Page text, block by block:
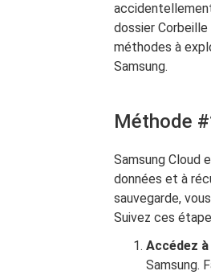
dossier
méthodes à
Samsung.
Méthode
Samsung Cloud
données et à
sauvegarde,
Suivez ces
Accédez
Samsung.